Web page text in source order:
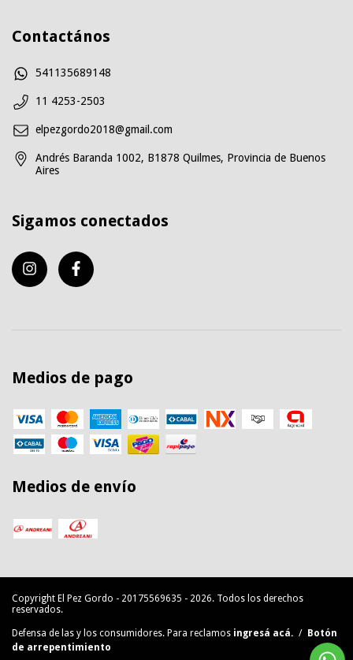
Contactános
541135689148
11 4253-2503
elpezgordo2018@gmail.com
Andrés Baranda 1002, B1878 Quilmes, Provincia de Buenos
Aires
Sigamos conectados
Medios de pago
Medios de envío
Copyright El Pez Gordo - 20175569635 - 2026. Todos los derechos
reservados.
Defensa de las y los consumidores. Para reclamos ingresá acá. /
Botón
de arrepentimiento